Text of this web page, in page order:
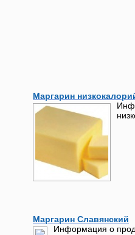
Маргарин
Маргарин Славянский
Информация о